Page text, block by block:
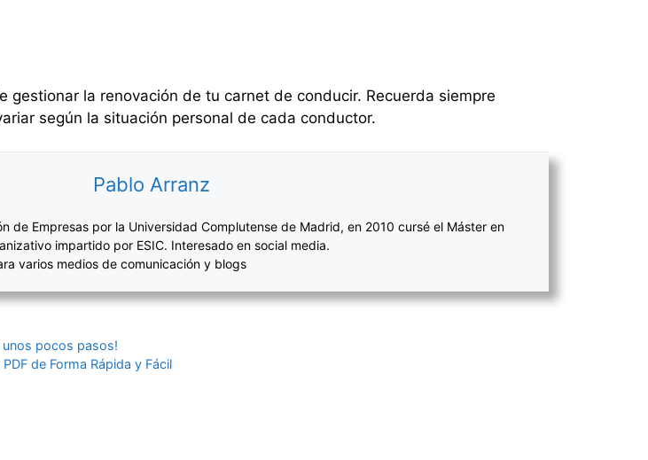
la renovación de tu carnet de conducir. Recuerda siempre
según la situación personal de cada conductor.
Pablo Arranz
de Empresas por la Universidad Complutense de Madrid, en 2010 cursé el Máster en
impartido por ESIC. Interesado en social media.
varios medios de comunicación y blogs
unos pocos pasos!
de Forma Rápida y Fácil